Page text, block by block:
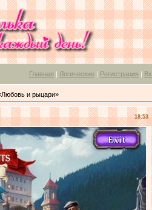
Главная | Логические | Регистрация |
и рыцари»
18:53